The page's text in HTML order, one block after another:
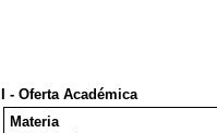
I - Oferta Académica
Materia